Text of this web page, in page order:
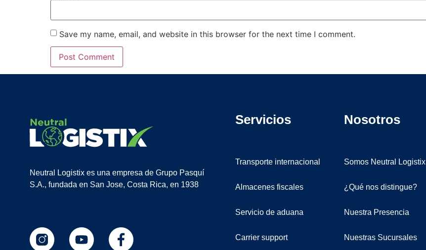
Save my name, email, and website in this browser for the next time I comment.
Neutral Logistix es una empresa de Grupo Pasquí
S.A., fundada en San Jose, Costa Rica, en 1938
Servicios
Transporte internacional
Almacenes fiscales
Servicio de aduana
Carrier support
Nosotros
Somos Neutral Logistix
¿Qué nos distingue?
Nuestra Presencia
Nuestras Sucursales